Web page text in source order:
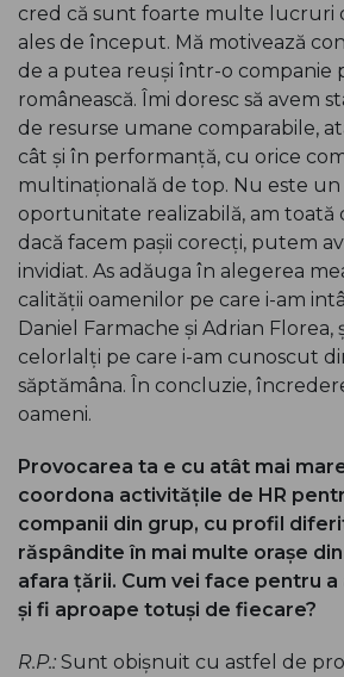
cred că sunt foarte multe lucruri
ales de început. Mă motivează
de a putea reuși într-o companie
românească. Îmi doresc să avem
de resurse umane comparabile,
cât și în performanță, cu orice
multinațională de top. Nu este un
oportunitate realizabilă, am toată
dacă facem pașii corecți, putem
invidiat. As adăuga în alegerea
calității oamenilor pe care i-am
Daniel Farmache și Adrian Florea,
celorlalți pe care i-am cunoscut
săptămâna. În concluzie,
oameni.
Provocarea ta e cu atât mai
coordona activitățile de HR
companii din grup, cu profil
răspândite în mai multe orașe
afara țării. Cum vei face pentru
și fi aproape totuși de fiecare?
R.P.: Sunt obișnuit cu astfel de